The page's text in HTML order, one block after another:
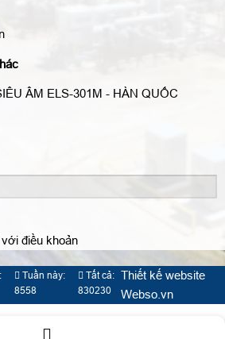
ÂM ELS-301M - HÀN QUỐC
điều khoản
Tuần này:
8558
Tất cả:
830230
Thiết kế website
Webso.vn